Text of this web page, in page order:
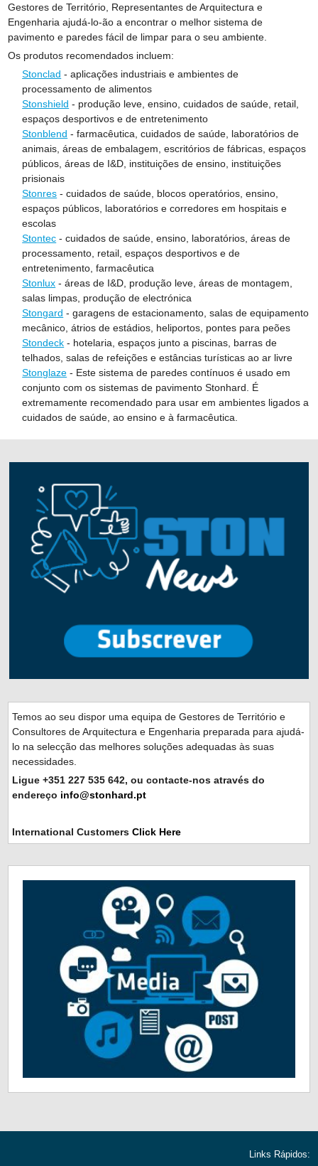
Gestores de Território, Representantes de Arquitectura e
Engenharia ajudá-lo-ão a encontrar o melhor sistema de
pavimento e paredes fácil de limpar para o seu ambiente.
Os produtos recomendados incluem:
Stonclad - aplicações industriais e ambientes de
processamento de alimentos
Stonshield - produção leve, ensino, cuidados de saúde, retail,
espaços desportivos e de entretenimento
Stonblend - farmacêutica, cuidados de saúde, laboratórios de
animais, áreas de embalagem, escritórios de fábricas, espaços
públicos, áreas de I&D, instituições de ensino, instituições
prisionais
Stonres - cuidados de saúde, blocos operatórios, ensino,
espaços públicos, laboratórios e corredores em hospitais e
escolas
Stontec - cuidados de saúde, ensino, laboratórios, áreas de
processamento, retail, espaços desportivos e de
entretenimento, farmacêutica
Stonlux - áreas de I&D, produção leve, áreas de montagem,
salas limpas, produção de electrónica
Stongard - garagens de estacionamento, salas de equipamento
mecânico, átrios de estádios, heliportos, pontes para peões
Stondeck - hotelaria, espaços junto a piscinas, barras de
telhados, salas de refeições e estâncias turísticas ao ar livre
Stonglaze - Este sistema de paredes contínuos é usado em
conjunto com os sistemas de pavimento Stonhard. É
extremamente recomendado para usar em ambientes ligados a
cuidados de saúde, ao ensino e à farmacêutica.
Temos ao seu dispor uma equipa de Gestores de Território e
Consultores de Arquitectura e Engenharia preparada para ajudá-
lo na selecção das melhores soluções adequadas às suas
necessidades.
Ligue +351 227 535 642, ou contacte-nos através do
endereço info@stonhard.pt
International CustomersClick Here
Links Rápidos: